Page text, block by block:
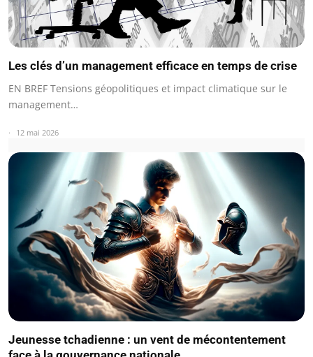
Les clés d’un management efficace en temps de crise
EN BREF Tensions géopolitiques et impact climatique sur le
management…
12 mai 2026
Jeunesse tchadienne : un vent de mécontentement